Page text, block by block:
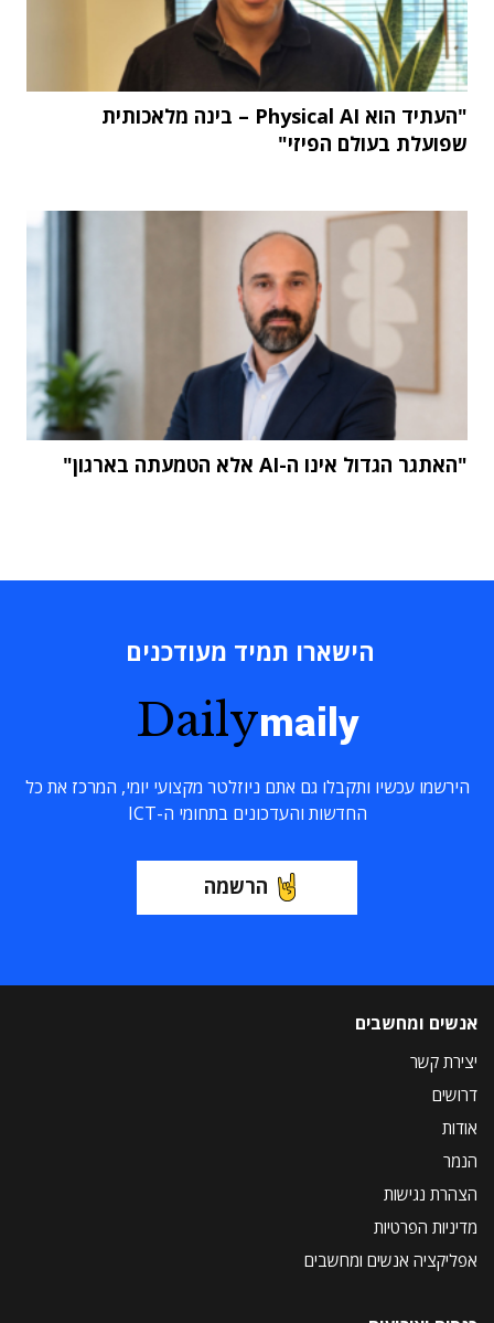
"העתיד הוא Physical AI – בינה מלאכותית
שפועלת בעולם הפיזי"
"האתגר הגדול אינו ה-AI אלא הטמעתה בארגון"
הישארו תמיד מעודכנים
Dailymaily
הירשמו עכשיו ותקבלו גם אתם ניוזלטר מקצועי יומי, המרכז את כל
החדשות והעדכונים בתחומי ה-ICT
הרשמה
אנשים ומחשבים
יצירת קשר
דרושים
אודות
הנמר
הצהרת נגישות
מדיניות הפרטיות
אפליקציה אנשים ומחשבים